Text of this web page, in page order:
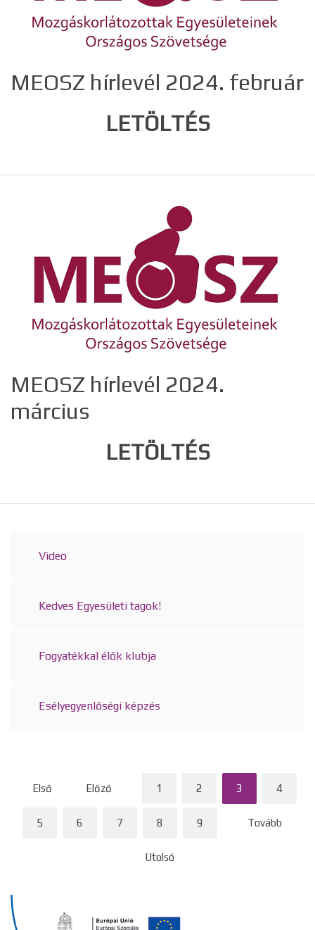
MEOSZ hírlevél 2024. február
LETÖLTÉS
MEOSZ hírlevél 2024.
március
LETÖLTÉS
Video
Kedves Egyesületi tagok!
Fogyatékkal élők klubja
Esélyegyenlőségi képzés
Első Előző 1 2 3 4
5 6 7 8 9 Tovább
Utolsó